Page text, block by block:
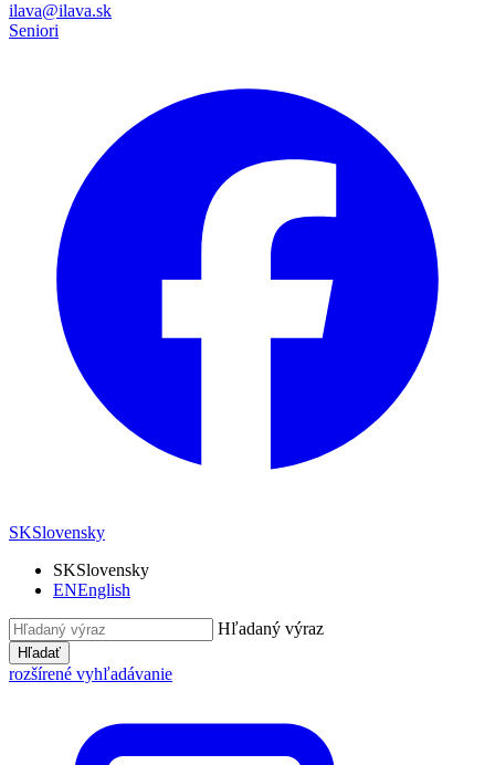
ilava@ilava.sk
Seniori
SKSlovensky
SKSlovensky
ENEnglish
Hľadaný výraz
Hľadať
rozšírené vyhľadávanie